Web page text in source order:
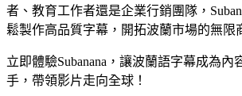
者、教育工作者還是企業行銷團隊，
鬆製作高品質字幕，開拓波蘭市場的無限
立即體驗Subanana，讓波蘭語字幕成為內
手，帶領影片走向全球！